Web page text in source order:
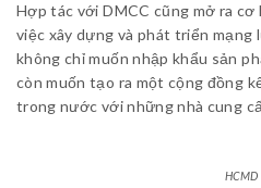
Hợp tác với DMCC cũng mở ra
việc xây dựng và phát triển mạng
không chỉ muốn nhập khẩu sản
còn muốn tạo ra một cộng đồng
trong nước với những nhà cung
HCMD